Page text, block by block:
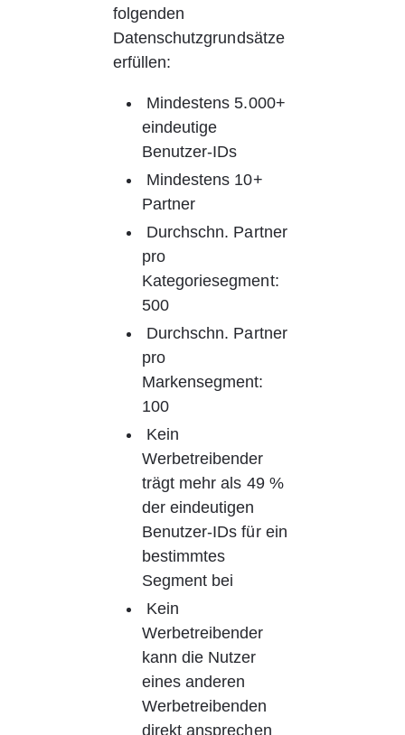
folgenden
Datenschutzgrundsätze
erfüllen:
Mindestens 5.000+
eindeutige
Benutzer-IDs
Mindestens 10+
Partner
Durchschn. Partner
pro
Kategoriesegment:
500
Durchschn. Partner
pro
Markensegment:
100
Kein
Werbetreibender
trägt mehr als 49 %
der eindeutigen
Benutzer-IDs für ein
bestimmtes
Segment bei
Kein
Werbetreibender
kann die Nutzer
eines anderen
Werbetreibenden
direkt ansprechen